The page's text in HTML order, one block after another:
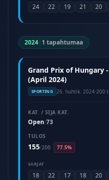
24 22 19 21 20
2024| 1 tapahtumaa
Grand Prix of Hungary
(April 2024)
SPORTING 26. huhtik. 2024·200
KAT. / SIJA KAT.
Open/73
TULOS
155/200 77.5%
SARJAT
18 22 17 18 20